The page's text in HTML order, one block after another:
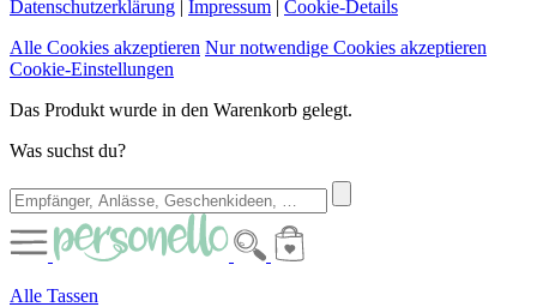
Datenschutzerklärung | Impressum | Cookie-Details
Alle Cookies akzeptieren Nur notwendige Cookies akzeptieren
Cookie-Einstellungen
Das Produkt wurde in den Warenkorb gelegt.
Was suchst du?
Alle Tassen